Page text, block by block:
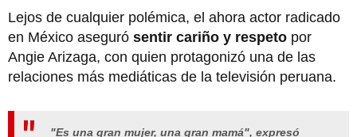
Lejos de cualquier polémica, el ahora actor radicado
en México aseguró sentir cariño y respeto por
Angie Arizaga, con quien protagonizó una de las
relaciones más mediáticas de la televisión peruana.
"Es una gran mujer, una gran mamá", expresó